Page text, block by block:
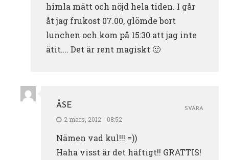
himla mätt och nöjd hela tiden. I går
åt jag frukost 07.00, glömde bort
lunchen och kom på 15:30 att jag inte
ätit…. Det är rent magiskt 🙂
ÅSE
2 mars, 2012 - 08:52
Nämen vad kul!!! =))
Haha visst är det häftigt!! GRATTIS!
SVARA